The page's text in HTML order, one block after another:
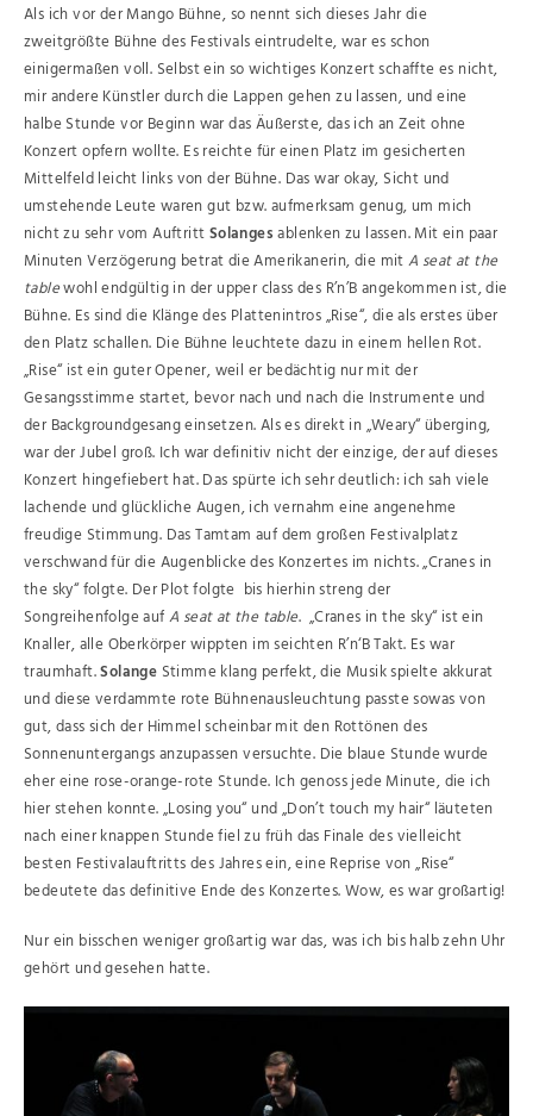
Als ich vor der Mango Bühne, so nennt sich dieses Jahr die
zweitgrößte Bühne des Festivals eintrudelte, war es schon
einigermaßen voll. Selbst ein so wichtiges Konzert schaffte es nicht,
mir andere Künstler durch die Lappen gehen zu lassen, und eine
halbe Stunde vor Beginn war das Äußerste, das ich an Zeit ohne
Konzert opfern wollte. Es reichte für einen Platz im gesicherten
Mittelfeld leicht links von der Bühne. Das war okay, Sicht und
umstehende Leute waren gut bzw. aufmerksam genug, um mich
nicht zu sehr vom AuftrittSolangesablenken zu lassen. Mit ein paar
Minuten Verzögerung betrat die Amerikanerin, die mitA seat at the
tablewohl endgültig in der upper class des R’n’B angekommen ist, die
Bühne. Es sind die Klänge des Plattenintros „Rise“, die als erstes über
den Platz schallen. Die Bühne leuchtete dazu in einem hellen Rot.
„Rise“ ist ein guter Opener, weil er bedächtig nur mit der
Gesangsstimme startet, bevor nach und nach die Instrumente und
der Backgroundgesang einsetzen. Als es direkt in „Weary“ überging,
war der Jubel groß. Ich war definitiv nicht der einzige, der auf dieses
Konzert hingefiebert hat. Das spürte ich sehr deutlich: ich sah viele
lachende und glückliche Augen, ich vernahm eine angenehme
freudige Stimmung. Das Tamtam auf dem großen Festivalplatz
verschwand für die Augenblicke des Konzertes im nichts. „Cranes in
the sky“ folgte. Der Plot folgte bis hierhin streng der
Songreihenfolge aufA seat at the table. „Cranes in the sky“ ist ein
Knaller, alle Oberkörper wippten im seichten R’n‘B Takt. Es war
traumhaft.Solange Stimme klang perfekt, die Musik spielte akkurat
und diese verdammte rote Bühnenausleuchtung passte sowas von
gut, dass sich der Himmel scheinbar mit den Rottönen des
Sonnenuntergangs anzupassen versuchte. Die blaue Stunde wurde
eher eine rose-orange-rote Stunde. Ich genoss jede Minute, die ich
hier stehen konnte. „Losing you“ und „Don’t touch my hair“ läuteten
nach einer knappen Stunde fiel zu früh das Finale des vielleicht
besten Festivalauftritts des Jahres ein, eine Reprise von „Rise“
bedeutete das definitive Ende des Konzertes. Wow, es war großartig!
Nur ein bisschen weniger großartig war das, was ich bis halb zehn Uhr
gehört und gesehen hatte.